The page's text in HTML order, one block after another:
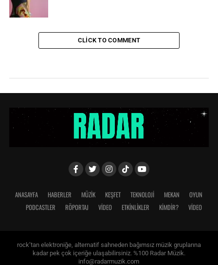
CLICK TO COMMENT
ANASAYFA HABERLER MÜZİK KEŞFET TEKNOLOJİ MEKAN
OYUN
PODCASTLER
RÖPORTAJ VİDEO ETKİNLİKLER KİMDİR? VIDEO
rock’tan elektroniğe, alternatif sahneden bağımsız müzik gruplarına
kadar pek çok içeriğe ulaşabilirsiniz. %100 Radar Müzik.
info@radarmuzik.com